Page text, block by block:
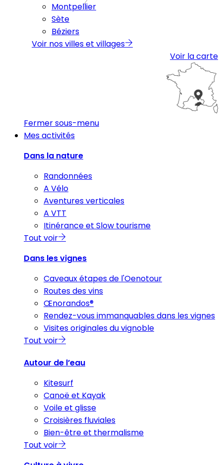
Montpellier
Sète
Béziers
Voir nos villes et villages
Voir la carte
Fermer sous-menu
Mes activités
Dans la nature
Randonnées
A Vélo
Aventures verticales
A VTT
Itinérance et Slow tourisme
Tout voir
Dans les vignes
Caveaux étapes de l'Oenotour
Routes des vins
Œnorandos®
Rendez-vous immanquables dans les vignes
Visites originales du vignoble
Tout voir
Autour de l’eau
Kitesurf
Canoë et Kayak
Voile et glisse
Croisières fluviales
Bien-être et thermalisme
Tout voir